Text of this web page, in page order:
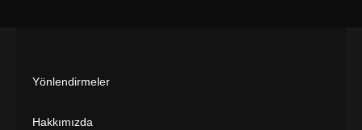
Yönlendirmeler
Hakkımızda